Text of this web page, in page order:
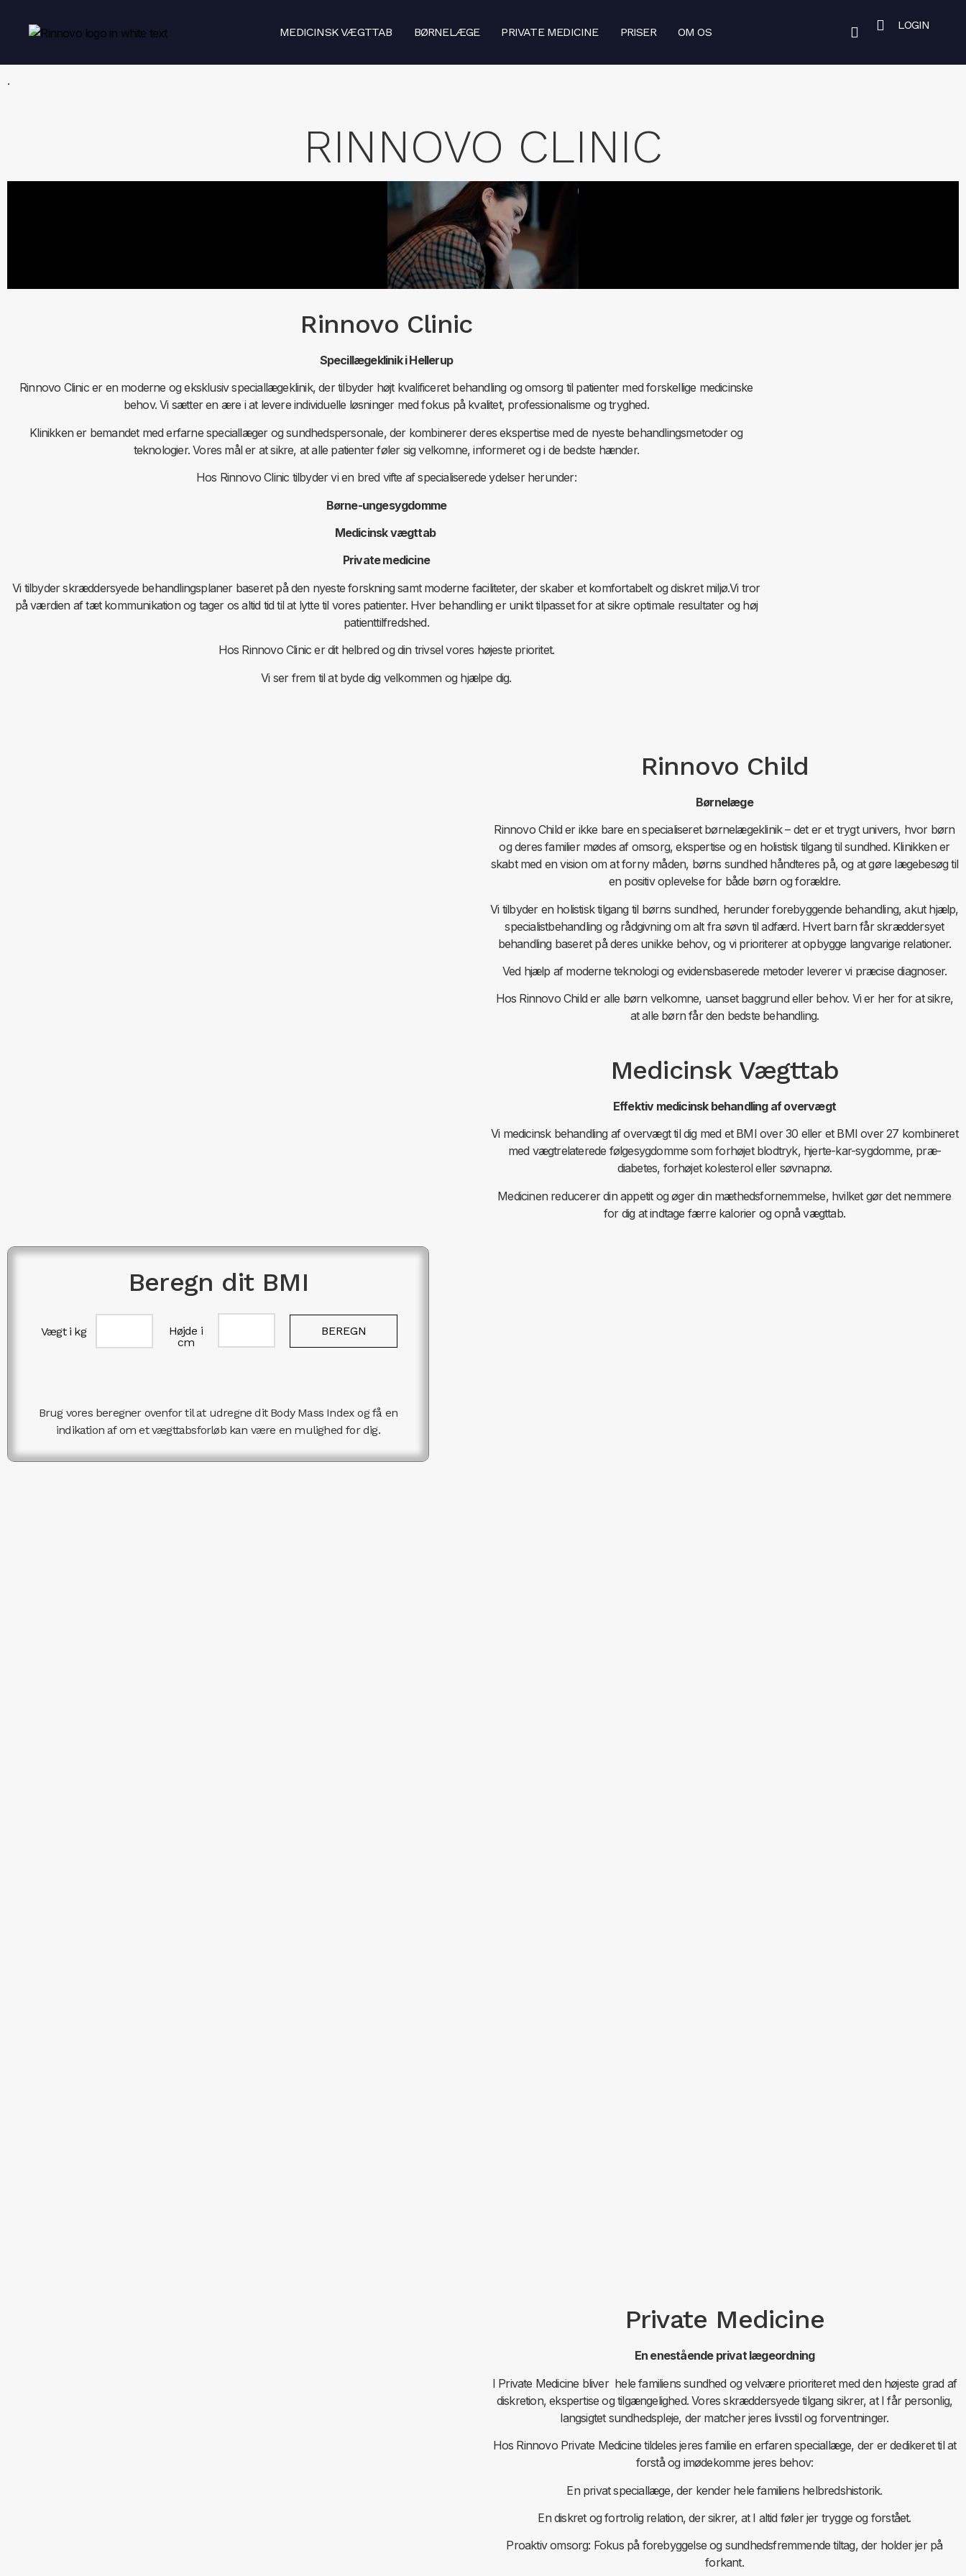
MEDICINSK VÆGTTAB BØRNELÆGE PRIVATE MEDICINE PRISER OM OS
LOGIN
.
RINNOVO CLINIC
Rinnovo Clinic
Specillægeklinik i Hellerup
Rinnovo Clinic er en moderne og eksklusiv speciallægeklinik, der tilbyder højt kvalificeret behandling og omsorg til patienter med forskellige medicinske
behov. Vi sætter en ære i at levere individuelle løsninger med fokus på kvalitet, professionalisme og tryghed.
Klinikken er bemandet med erfarne speciallæger og sundhedspersonale, der kombinerer deres ekspertise med de nyeste behandlingsmetoder og
teknologier. Vores mål er at sikre, at alle patienter føler sig velkomne, informeret og i de bedste hænder.
Hos Rinnovo Clinic tilbyder vi en bred vifte af specialiserede ydelser herunder:
Børne-ungesygdomme
Medicinsk vægttab
Private medicine
Vi tilbyder skræddersyede behandlingsplaner baseret på den nyeste forskning samt moderne faciliteter, der skaber et komfortabelt og diskret miljø.Vi tror
på værdien af tæt kommunikation og tager os altid tid til at lytte til vores patienter. Hver behandling er unikt tilpasset for at sikre optimale resultater og høj
patienttilfredshed.
Hos Rinnovo Clinic er dit helbred og din trivsel vores højeste prioritet.
Vi ser frem til at byde dig velkommen og hjælpe dig.
Rinnovo Child
Børnelæge
Rinnovo Child er ikke bare en specialiseret børnelægeklinik – det er et trygt univers, hvor børn
og deres familier mødes af omsorg, ekspertise og en holistisk tilgang til sundhed. Klinikken er
skabt med en vision om at forny måden, børns sundhed håndteres på, og at gøre lægebesøg til
en positiv oplevelse for både børn og forældre.
Vi tilbyder en holistisk tilgang til børns sundhed, herunder forebyggende behandling, akut hjælp,
specialistbehandling og rådgivning om alt fra søvn til adfærd. Hvert barn får skræddersyet
behandling baseret på deres unikke behov, og vi prioriterer at opbygge langvarige relationer.
Ved hjælp af moderne teknologi og evidensbaserede metoder leverer vi præcise diagnoser.
Hos Rinnovo Child er alle børn velkomne, uanset baggrund eller behov. Vi er her for at sikre,
at alle børn får den bedste behandling.
Medicinsk Vægttab
Effektiv medicinsk behandling af overvægt
Vi medicinsk behandling af overvægt til dig med et BMI over 30 eller et BMI over 27 kombineret
med vægtrelaterede følgesygdomme som forhøjet blodtryk, hjerte-kar-sygdomme, præ-
diabetes, forhøjet kolesterol eller søvnapnø.
Medicinen reducerer din appetit og øger din mæthedsfornemmelse, hvilket gør det nemmere
for dig at indtage færre kalorier og opnå vægttab.
Beregn dit BMI
Vægt i kg
Højde i
cm
BEREGN
Brug vores beregner ovenfor til at udregne dit Body Mass Index og få en
indikation af om et vægttabsforløb kan være en mulighed for dig.
Private Medicine
En enestående privat lægeordning
I Private Medicine bliver hele familiens sundhed og velvære prioriteret med den højeste grad af
diskretion, ekspertise og tilgængelighed. Vores skræddersyede tilgang sikrer, at I får personlig,
langsigtet sundhedspleje, der matcher jeres livsstil og forventninger.
Hos Rinnovo Private Medicine tildeles jeres familie en erfaren speciallæge, der er dedikeret til at
forstå og imødekomme jeres behov:
En privat speciallæge, der kender hele familiens helbredshistorik.
En diskret og fortrolig relation, der sikrer, at I altid føler jer trygge og forstået.
Proaktiv omsorg: Fokus på forebyggelse og sundhedsfremmende tiltag, der holder jer på
forkant.